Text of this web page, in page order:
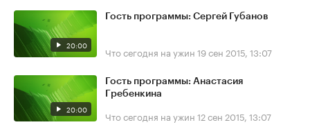
20:00
Гость программы: Сергей Губанов
Что сегодня на ужин 19 сен 2015, 13:07
20:00
Гость программы: Анастасия
Гребенкина
Что сегодня на ужин 12 сен 2015, 13:07